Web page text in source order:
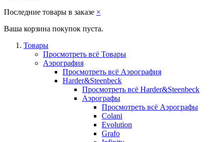
Последние товары в заказе ×
Ваша корзина покупок пуста.
Товары
Просмотреть всё Товары
Аэрография
Просмотреть всё Аэрография
Harder&Steenbeck
Просмотреть всё Harder&Steenbeck
Аэрографы
Просмотреть всё Аэрографы
Colani
Evolution
Grafo